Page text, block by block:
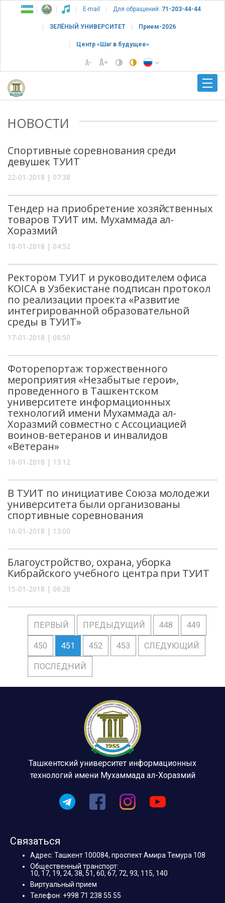
E-mail Для обращений: 71-203-44-44
ЗЕЛЁНЫЙ УНИВЕРСИТЕТ Прием-2026
Центр «Шаг в будущее»
НОВОСТИ
Спортивные соревнования среди
девушек ТУИТ
22-01-2018 | 07:38
Тендер на приобретение хозяйственных
товаров ТУИТ им. Мухаммада ал-
Хоразмий
18-01-2018 | 04:52
Ректором ТУИТ и руководителем офиса
KOICA в Узбекистане подписан протокол
по реализации проекта «Развитие
интегрированной образовательной
среды в ТУИТ»
17-01-2018 | 08:50
Фоторепортаж торжественного
мероприятия «Незабытые герои»,
проведенного в Ташкентском
университете информационных
технологий имени Мухаммада ал-
Хоразмий совместно с Ассоциацией
воинов-ветеранов и инвалидов
«Ветеран»
16-01-2018 | 13:12
В ТУИТ по инициативе Союза молодежи
университета были организованы
спортивные соревнования
16-01-2018 | 13:00
Благоустройство, охрана, уборка
Кибрайского учебного центра при ТУИТ
15-01-2018 | 06:28
ПЕРВЫЙ ПРЕДЫДУЩИЙ 448 449
450 451 452 453 СЛЕДУЮЩИЙ
ПОСЛЕДНИЙ
Ташкентский университет информационных
технологий имени Мухаммада ал-Хоразмий
Связаться
Адрес: Ташкент 100084, проспект Амира Темура 108
Общественный транспорт:
10, 17, 19, 24, 38, 51, 60, 67, 72, 93, 115, 140
Виртуальный прием
Телефон: +998 71 238 55 55